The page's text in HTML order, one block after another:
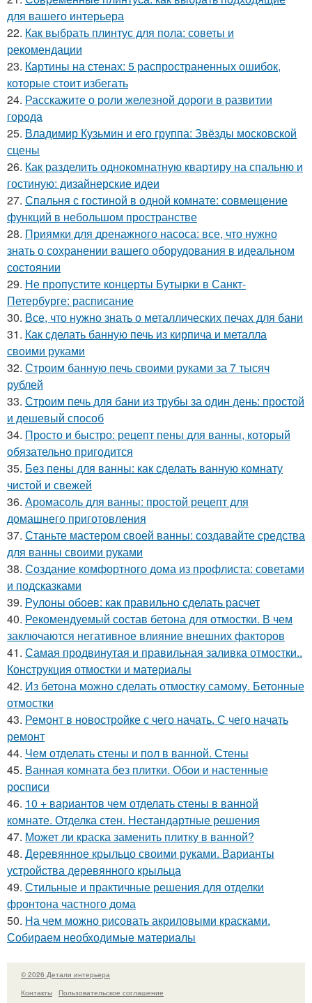
для вашего интерьера
22. Как выбрать плинтус для пола: советы и
рекомендации
23. Картины на стенах: 5 распространенных ошибок,
которые стоит избегать
24. Расскажите о роли железной дороги в развитии
города
25. Владимир Кузьмин и его группа: Звёзды московской
сцены
26. Как разделить однокомнатную квартиру на спальню и
гостиную: дизайнерские идеи
27. Спальня с гостиной в одной комнате: совмещение
функций в небольшом пространстве
28. Приямки для дренажного насоса: все, что нужно
знать о сохранении вашего оборудования в идеальном
состоянии
29. Не пропустите концерты Бутырки в Санкт-
Петербурге: расписание
30. Все, что нужно знать о металлических печах для бани
31. Как сделать банную печь из кирпича и металла
своими руками
32. Строим банную печь своими руками за 7 тысяч
рублей
33. Строим печь для бани из трубы за один день: простой
и дешевый способ
34. Просто и быстро: рецепт пены для ванны, который
обязательно пригодится
35. Без пены для ванны: как сделать ванную комнату
чистой и свежей
36. Аромасоль для ванны: простой рецепт для
домашнего приготовления
37. Станьте мастером своей ванны: создавайте средства
для ванны своими руками
38. Создание комфортного дома из профлиста: советами
и подсказками
39. Рулоны обоев: как правильно сделать расчет
40. Рекомендуемый состав бетона для отмостки. В чем
заключаются негативное влияние внешних факторов
41. Самая продвинутая и правильная заливка отмостки..
Конструкция отмостки и материалы
42. Из бетона можно сделать отмостку самому. Бетонные
отмостки
43. Ремонт в новостройке с чего начать. С чего начать
ремонт
44. Чем отделать стены и пол в ванной. Стены
45. Ванная комната без плитки. Обои и настенные
росписи
46. 10 + вариантов чем отделать стены в ванной
комнате. Отделка стен. Нестандартные решения
47. Может ли краска заменить плитку в ванной?
48. Деревянное крыльцо своими руками. Варианты
устройства деревянного крыльца
49. Стильные и практичные решения для отделки
фронтона частного дома
50. На чем можно рисовать акриловыми красками.
Собираем необходимые материалы
© 2026 Детали интерьера
Контакты
Пользовательское соглашение